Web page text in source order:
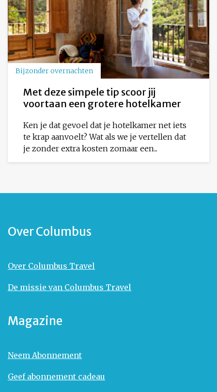
Bijzonder overnachten
Met deze simpele tip scoor jij
voortaan een grotere hotelkamer
Ken je dat gevoel dat je hotelkamer net iets
te krap aanvoelt? Wat als we je vertellen dat
je zonder extra kosten zomaar een...
Over Columbus
Over Columbus Travel
De missie van Columbus Travel
Magazine
Neem Abonnement
Geef abonnement cadeau